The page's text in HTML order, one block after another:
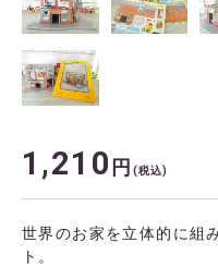
1,210 円 (税込)
世界のお家を立体的に組
ト。